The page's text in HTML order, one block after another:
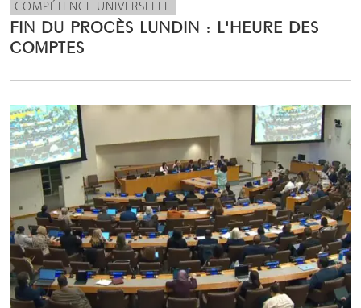
COMPÉTENCE UNIVERSELLE
FIN DU PROCÈS LUNDIN : L'HEURE DES
COMPTES